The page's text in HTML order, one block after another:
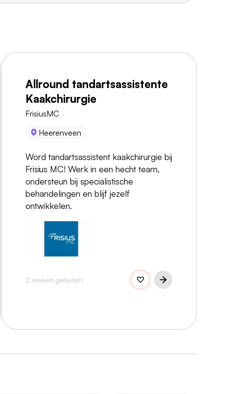
Allround tandartsassistente
Kaakchirurgie
FrisiusMC
Heerenveen
Word tandartsassistent kaakchirurgie bij
Frisius MC! Werk in een hecht team,
ondersteun bij specialistische
behandelingen en blijf jezelf
ontwikkelen.
2 weken geleden